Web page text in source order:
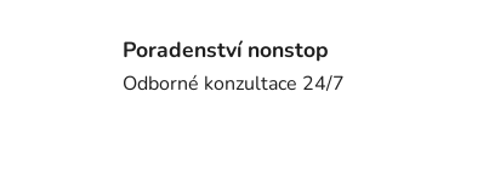
Poradenství nonstop
Odborné konzultace 24/7